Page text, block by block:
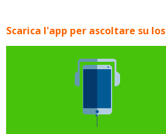
Scarica l'app per ascoltare su Ios